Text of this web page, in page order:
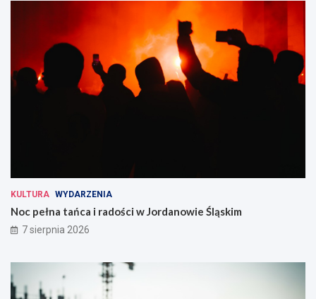
KULTURA WYDARZENIA
Noc pełna tańca i radości w Jordanowie Śląskim
7 sierpnia 2026